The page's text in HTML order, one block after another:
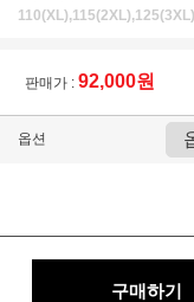
110(XL),115(2XL),125(3XL)
판매가 : 92,000원
옵션
구매하기